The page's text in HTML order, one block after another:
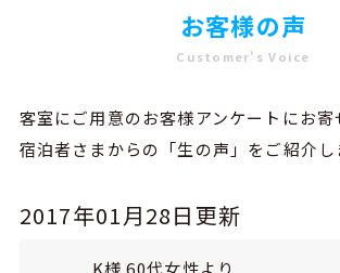
お客様の声
Customer's Voice
客室にご用意のお客様アンケートにお寄
宿泊者さまからの「生の声」をご紹介し
2017年01月28日更新